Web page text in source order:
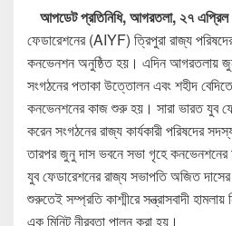
আপডেট প্রতিনিধি, আগরতলা, ২৭
ফেডারেশনের (AIYF) ত্রিপুরা রাজ্য
কনভেনশন অনুষ্ঠিত হয়। এদিন আগরতলায় জুনু
সংগঠনের পতাকা উত্তোলন এবং শহীদ বেদিতে
কনভেনশনের কাজ শুরু হয়। সারা ভারত যুব
করেন সংগঠনের রাজ্য কার্যকারী পরিষদের
তারপর জুনু দাস ভবনে সভা গৃহে কনভেনশনের
যুব ফেডারেশনের রাজ্য সভাপতি অজিত
শুরুতেই সম্প্রতি কাশ্মীরে সন্ত্রাসবাদী
এক মিনিট নীরবতা পালন করা হয়।